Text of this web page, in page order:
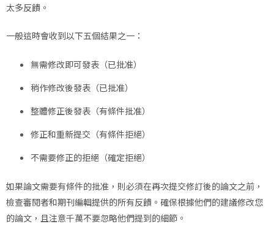
太多反饋。
一般這時會收到以下五個結果之一：
無需修改即可發表（已批准）
稍作修改後發表（已批准）
整體修正後發表（有條件批准）
修正和重新提交（有條件拒絕）
不需要修正的拒絕（確定拒絕）
如果論文需要有條件的批准，則必須在再次提交修訂後的論文之前，
檢查審閱者和期刊編輯提供的所有反饋。確保根據他們的建議修改您
的論文，且注意千萬不要忽略他們提到的細節。